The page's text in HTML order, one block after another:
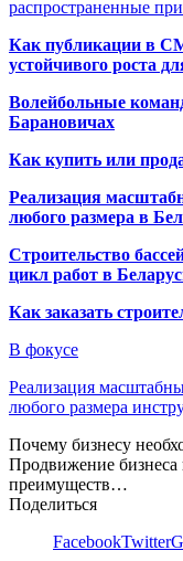
распространенные
Как публикации в
устойчивого роста
Волейбольные
Барановичах
Как купить или
Реализация
любого размера в
Строительство
цикл работ в
Как заказать
В фокусе
Реализация
любого размера
Почему бизнесу
Продвижение бизнеса
преимуществ…
Поделиться
FacebookTwitter